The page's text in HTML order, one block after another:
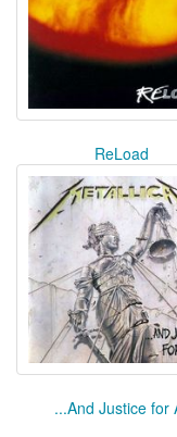
ReLoad
...And Justice for